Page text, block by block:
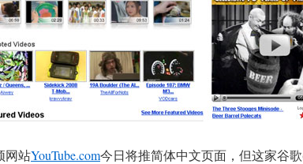
网站YouTube.com今日将推简体中文页面，但这家谷